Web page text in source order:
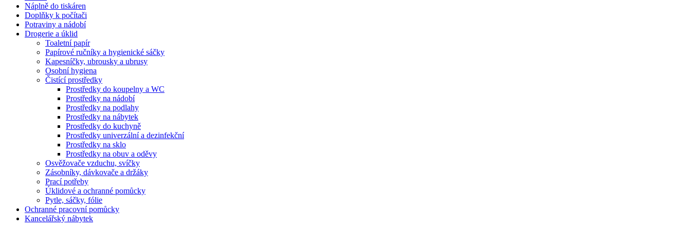
Náplně do tiskáren
Doplňky k počítači
Potraviny a nádobí
Drogerie a úklid
Toaletní papír
Papírové ručníky a hygienické sáčky
Kapesníčky, ubrousky a ubrusy
Osobní hygiena
Čistící prostředky
Prostředky do koupelny a WC
Prostředky na nádobí
Prostředky na podlahy
Prostředky na nábytek
Prostředky do kuchyně
Prostředky univerzální a dezinfekční
Prostředky na sklo
Prostředky na obuv a oděvy
Osvěžovače vzduchu, svíčky
Zásobníky, dávkovače a držáky
Prací potřeby
Úklidové a ochranné pomůcky
Pytle, sáčky, fólie
Ochranné pracovní pomůcky
Kancelářský nábytek